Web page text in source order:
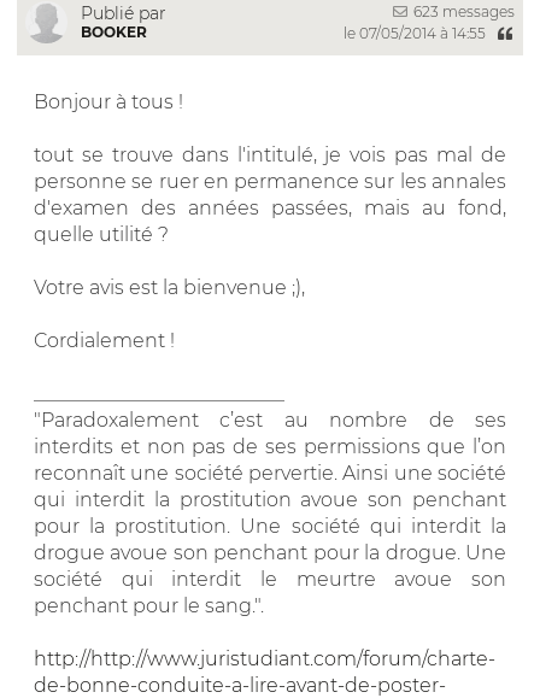
Publié par
BOOKER
623 messages
le 07/05/2014 à 14:55
Bonjour à tous !
tout se trouve dans l'intitulé, je vois pas mal de
personne se ruer en permanence sur les annales
d'examen des années passées, mais au fond,
quelle utilité ?
Votre avis est la bienvenue ;),
Cordialement !
"Paradoxalement c’est au nombre de ses
interdits et non pas de ses permissions que l’on
reconnaît une société pervertie. Ainsi une société
qui interdit la prostitution avoue son penchant
pour la prostitution. Une société qui interdit la
drogue avoue son penchant pour la drogue. Une
société qui interdit le meurtre avoue son
penchant pour le sang.".
http://http://www.juristudiant.com/forum/charte-
de-bonne-conduite-a-lire-avant-de-poster-